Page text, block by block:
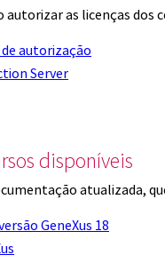
autorizar as licenças dos
autorização
Server
disponíveis
atualizada,
GeneXus 18